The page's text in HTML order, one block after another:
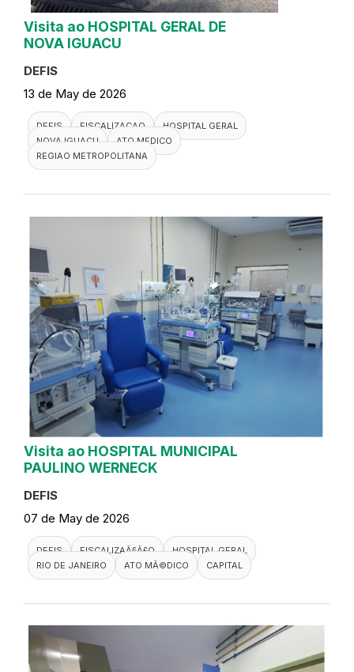
Visita ao HOSPITAL GERAL DE
NOVA IGUACU
DEFIS
13 de May de 2026
DEFIS FISCALIZACAO
HOSPITAL GERAL
NOVA IGUACU
ATO MEDICO
REGIAO METROPOLITANA
Visita ao HOSPITAL MUNICIPAL
PAULINO WERNECK
DEFIS
07 de May de 2026
DEFIS FISCALIZAÃ§Ã£O
HOSPITAL GERAL
RIO DE JANEIRO
ATO MÃ©DICO CAPITAL